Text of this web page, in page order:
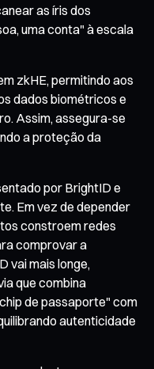
as íris dos
uma conta" à escala
zkHE, permitindo aos
dados biométricos e
Assim, assegura-se
a proteção da
por BrightID e
Em vez de depender
constroem redes
comprovar a
vai mais longe,
que combina
de passaporte" com
autenticidade